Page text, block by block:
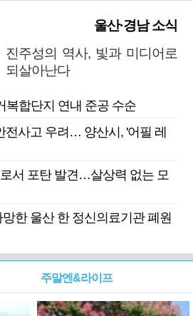
울산·경남 소식
진주성의 역사, 빛과 미디어로
되살아난다
복합단지 연내 준공 수순
전사고 우려… 양산시, '어필 레
서 포탄 발견…살상력 없는 모
한 울산 한 정신의료기관 폐원
주말엔&라이프